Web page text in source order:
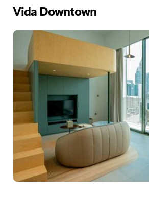
Vida Downtown